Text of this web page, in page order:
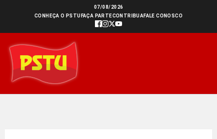
conteúdo
07/08/2026
CONHEÇA O PSTU FAÇA PARTECONTRIBUAFALE CONOSCO